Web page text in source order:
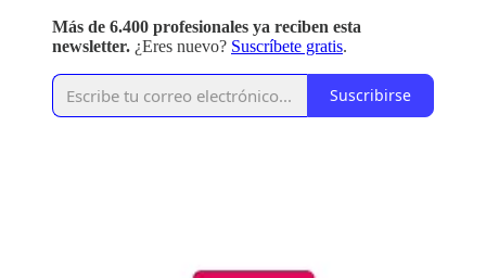
Más de 6.400 profesionales ya reciben esta
newsletter. ¿Eres nuevo? Suscríbete gratis.
Suscribirse